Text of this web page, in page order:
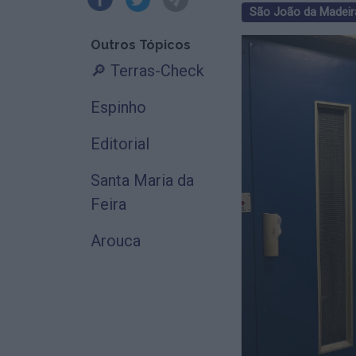
Outros Tópicos
🔎 Terras-Check
Espinho
Editorial
Santa Maria da
Feira
Arouca
São João da